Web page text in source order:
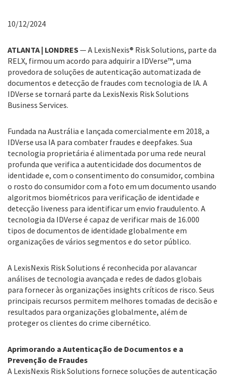
10/12/2024
ATLANTA | LONDRES— A LexisNexis® Risk Solutions, parte da
RELX, firmou um acordo para adquirir a IDVerse™, uma
provedora de soluções de autenticação automatizada de
documentos e detecção de fraudes com tecnologia de IA. A
IDVerse se tornará parte da LexisNexis Risk Solutions
Business Services.
Fundada na Austrália e lançada comercialmente em 2018, a
IDVerse usa IA para combater fraudes e deepfakes. Sua
tecnologia proprietária é alimentada por uma rede neural
profunda que verifica a autenticidade dos documentos de
identidade e, com o consentimento do consumidor, combina
o rosto do consumidor com a foto em um documento usando
algoritmos biométricos para verificação de identidade e
detecção liveness para identificar um envio fraudulento. A
tecnologia da IDVerse é capaz de verificar mais de 16.000
tipos de documentos de identidade globalmente em
organizações de vários segmentos e do setor público.
A LexisNexis Risk Solutions é reconhecida por alavancar
análises de tecnologia avançada e redes de dados globais
para fornecer às organizações insights críticos de risco. Seus
principais recursos permitem melhores tomadas de decisão e
resultados para organizações globalmente, além de
proteger os clientes do crime cibernético.
Aprimorando a Autenticação de Documentos e a
Prevenção de Fraudes
A LexisNexis Risk Solutions fornece soluções de autenticação